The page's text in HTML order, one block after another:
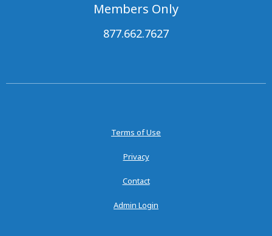
Members Only
877.662.7627
Terms of Use
Privacy
Contact
Admin Login